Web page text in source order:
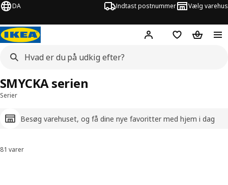
DA Indtast postnummer Vælg varehus
Hej! Log ind her
Huskeliste
Kurv
Serier
Besøg varehuset, og få dine nye favoritter med hjem i dag
SMYCKA serien
Sorter og filtrer
81 varer